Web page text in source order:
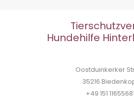
Hundehilfe
Oostduinkerker
35216
+49 151 11655681